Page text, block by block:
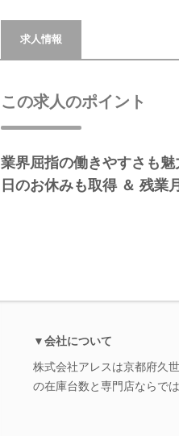
求人情報
この求人のポイント
業界屈指の働きやすさも
日のお休みも取得 ＆ 残業
▼会社について
株式会社アレスは京都府久
の在庫台数と専門店ならで